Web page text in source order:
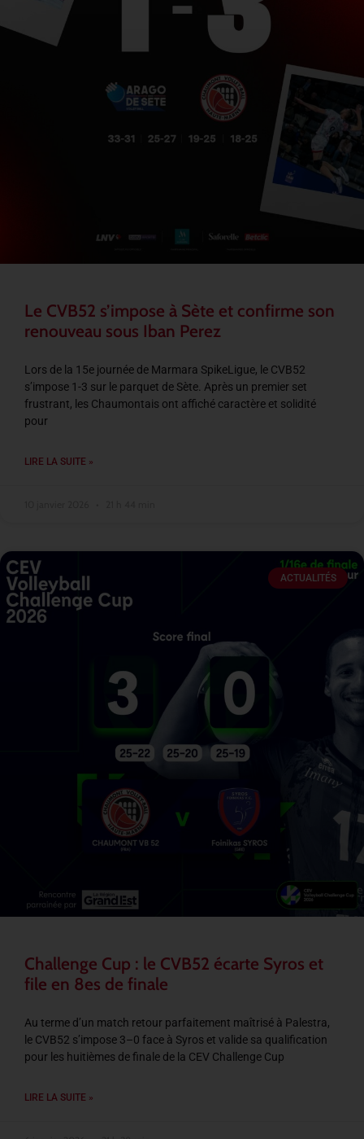
Le CVB52 s’impose à Sète et confirme son
renouveau sous Iban Perez
Lors de la 15e journée de Marmara SpikeLigue, le CVB52
s’impose 1-3 sur le parquet de Sète. Après un premier set
frustrant, les Chaumontais ont affiché caractère et solidité
pour
LIRE LA SUITE »
ACTUALITÉS
Challenge Cup : le CVB52 écarte Syros et
file en 8es de finale
Au terme d’un match retour parfaitement maîtrisé à Palestra,
le CVB52 s’impose 3–0 face à Syros et valide sa qualification
pour les huitièmes de finale de la CEV Challenge Cup
LIRE LA SUITE »